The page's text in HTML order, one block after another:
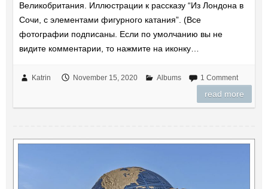
Великобритания. Иллюстрации к рассказу “Из Лондона в
Сочи, с элементами фигурного катания”. (Все
фотографии подписаны. Если по умолчанию вы не
видите комментарии, то нажмите на иконку…
Katrin November 15, 2020 Albums 1 Comment
read more